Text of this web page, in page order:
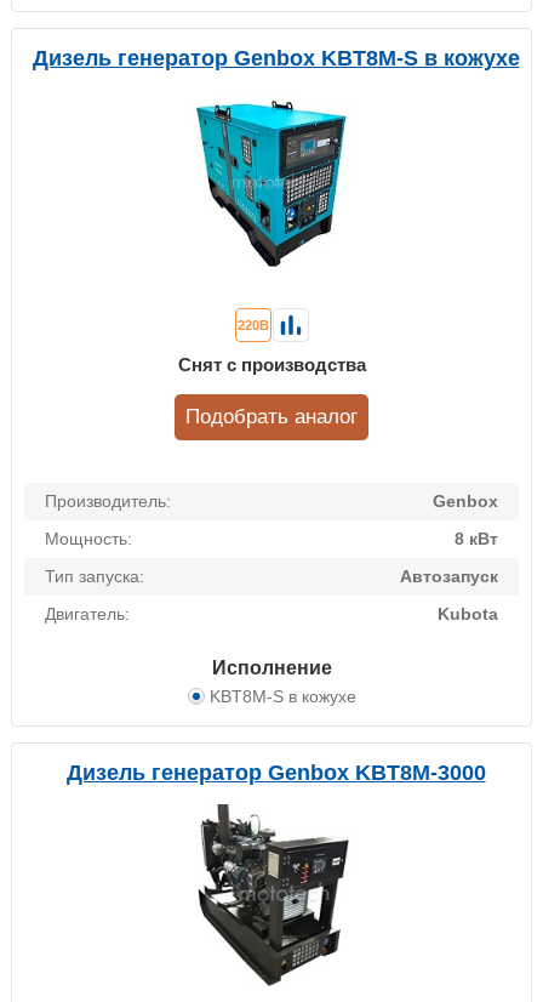
Дизель генератор Genbox KBT8M-S в кожухе
Производитель:
Genbox
Мощность:
8 кВт
Тип запуска:
Автозапуск
Двигатель:
Kubota
Исполнение
KBT8M-S в кожухе
220В
Снят с производства
Подобрать аналог
Дизель генератор Genbox KBT8M-3000